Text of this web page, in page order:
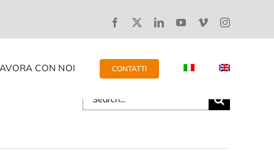
CON NOI CONTATTI
Search
for: